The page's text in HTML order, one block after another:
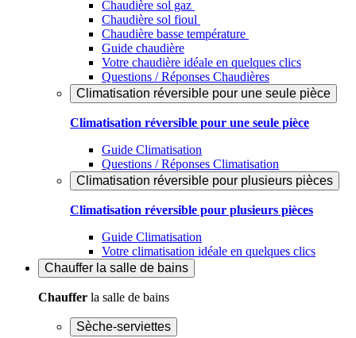
Chaudière sol gaz
Chaudière sol fioul
Chaudière basse température
Guide chaudière
Votre chaudière idéale en quelques clics
Questions / Réponses Chaudières
Climatisation réversible pour une seule pièce
Climatisation réversible pour une seule pièce
Guide Climatisation
Questions / Réponses Climatisation
Climatisation réversible pour plusieurs pièces
Climatisation réversible pour plusieurs pièces
Guide Climatisation
Votre climatisation idéale en quelques clics
Chauffer la salle de bains
Chauffer la salle de bains
Sèche-serviettes